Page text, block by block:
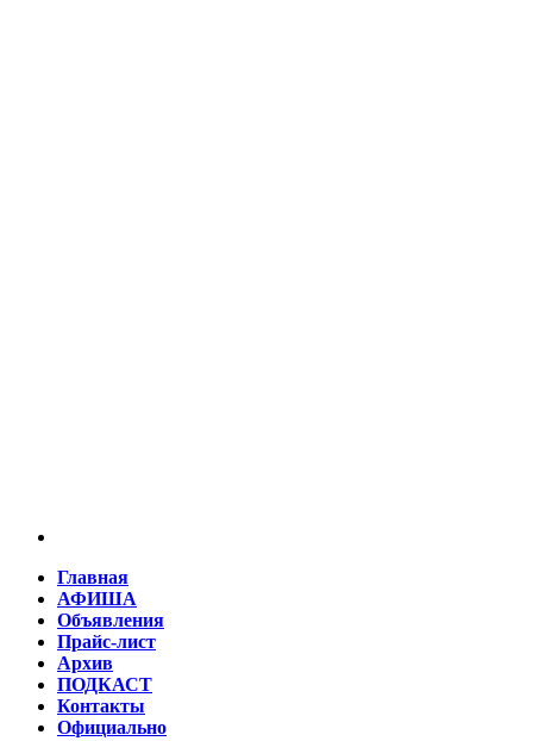
Главная
АФИША
Объявления
Прайс-лист
Архив
ПОДКАСТ
Контакты
Официально